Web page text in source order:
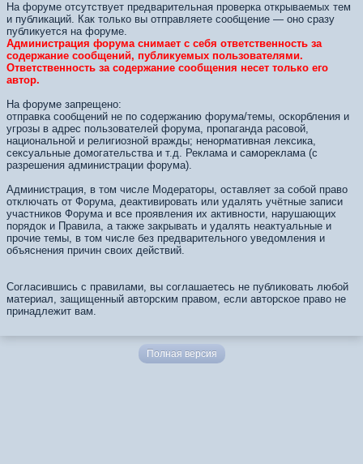
На форуме отсутствует предварительная проверка открываемых тем
и публикаций. Как только вы отправляете сообщение — оно сразу
публикуется на форуме.
Администрация форума снимает с себя ответственность за
содержание сообщений, публикуемых пользователями.
Ответственность за содержание сообщения несет только его
автор.
На форуме запрещено:
отправка сообщений не по содержанию форума/темы, оскорбления и
угрозы в адрес пользователей форума, пропаганда расовой,
национальной и религиозной вражды; ненормативная лексика,
сексуальные домогательства и т.д. Реклама и самореклама (с
разрешения администрации форума).
Администрация, в том числе Модераторы, оставляет за собой право
отключать от Форума, деактивировать или удалять учётные записи
участников Форума и все проявления их активности, нарушающих
порядок и Правила, а также закрывать и удалять неактуальные и
прочие темы, в том числе без предварительного уведомления и
объяснения причин своих действий.
Согласившись с правилами, вы соглашаетесь не публиковать любой
материал, защищенный авторским правом, если авторское право не
принадлежит вам.
Полная версия